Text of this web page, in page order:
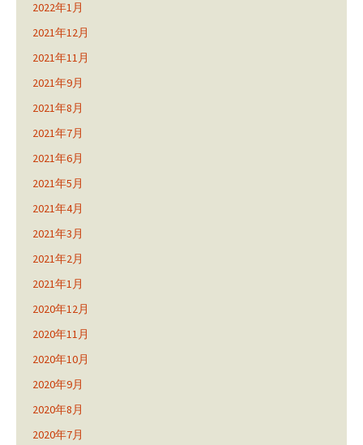
2022年1月
2021年12月
2021年11月
2021年9月
2021年8月
2021年7月
2021年6月
2021年5月
2021年4月
2021年3月
2021年2月
2021年1月
2020年12月
2020年11月
2020年10月
2020年9月
2020年8月
2020年7月